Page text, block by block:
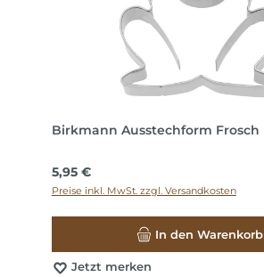
Birkmann Ausstechform Frosch
Regulärer Preis:
5,95 €
Preise inkl. MwSt. zzgl. Versandkosten
In den Warenkorb
Jetzt merken